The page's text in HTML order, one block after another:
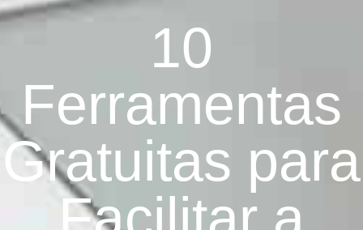
10
Ferramentas
Gratuitas para